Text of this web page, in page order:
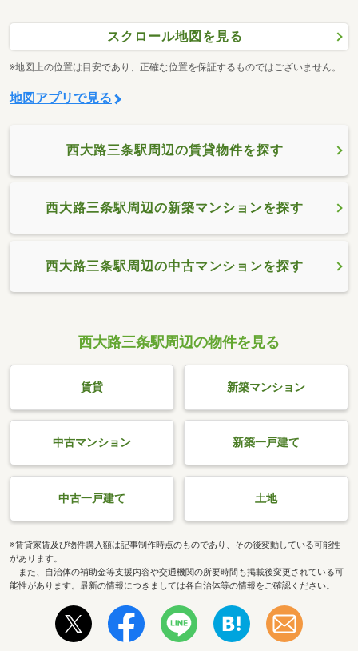
スクロール地図を見る
※地図上の位置は目安であり、正確な位置を保証するものではございません。
地図アプリで見る
西大路三条駅周辺の賃貸物件を探す
西大路三条駅周辺の新築マンションを探す
西大路三条駅周辺の中古マンションを探す
西大路三条駅周辺の物件を見る
賃貸 新築マンション
中古マンション 新築一戸建て
中古一戸建て 土地
※賃貸家賃及び物件購入額は記事制作時点のものであり、その後変動している可能性
があります。
また、自治体の補助金等支援内容や交通機関の所要時間も掲載後変更されている可
能性があります。最新の情報につきましては各自治体等の情報をご確認ください。